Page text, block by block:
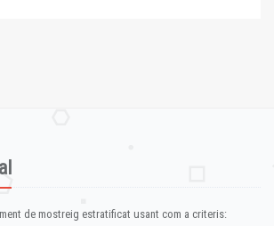
de mostreig estratificat usant com a criteris: